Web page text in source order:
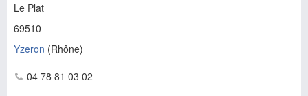
Le Plat
69510
Yzeron (Rhône)
04 78 81 03 02